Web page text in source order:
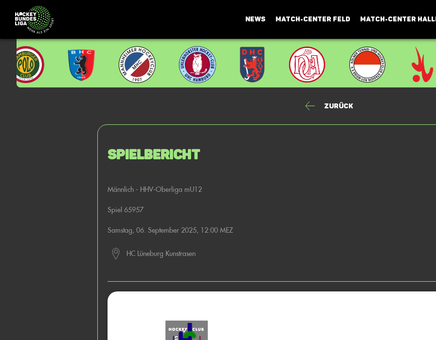
NEWS MATCH-CENTER FELD MATCH-CENTER
Zurück
Spielbericht
Männlich - HHV-Oberliga mU12
Spiel 65957
Samstag, 06. September 2025, 12:00 MEZ
HC Lüneburg Kunstrasen